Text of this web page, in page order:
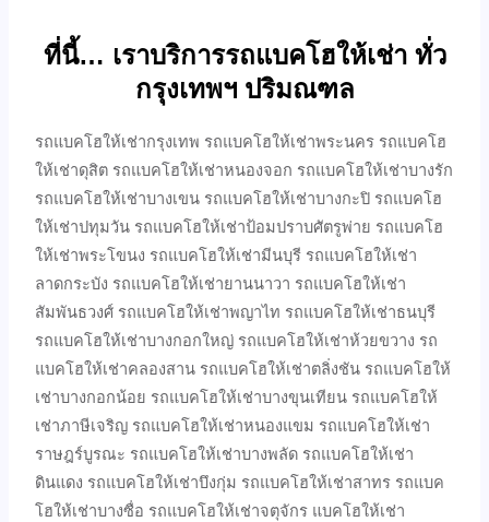
ที่นี้… เราบริการรถแบคโฮให้เช่า ทั่ว
กรุงเทพฯ ปริมณฑล
รถแบคโฮให้เช่ากรุงเทพ รถแบคโฮให้เช่าพระนคร รถแบคโฮ
ให้เช่าดุสิต รถแบคโฮให้เช่าหนองจอก รถแบคโฮให้เช่าบางรัก
รถแบคโฮให้เช่าบางเขน รถแบคโฮให้เช่าบางกะปิ รถแบคโฮ
ให้เช่าปทุมวัน รถแบคโฮให้เช่าป้อมปราบศัตรูพ่าย รถแบคโฮ
ให้เช่าพระโขนง รถแบคโฮให้เช่ามีนบุรี รถแบคโฮให้เช่า
ลาดกระบัง รถแบคโฮให้เช่ายานนาวา รถแบคโฮให้เช่า
สัมพันธวงศ์ รถแบคโฮให้เช่าพญาไท รถแบคโฮให้เช่าธนบุรี
รถแบคโฮให้เช่าบางกอกใหญ่ รถแบคโฮให้เช่าห้วยขวาง รถ
แบคโฮให้เช่าคลองสาน รถแบคโฮให้เช่าตลิ่งชัน รถแบคโฮให้
เช่าบางกอกน้อย รถแบคโฮให้เช่าบางขุนเทียน รถแบคโฮให้
เช่าภาษีเจริญ รถแบคโฮให้เช่าหนองแขม รถแบคโฮให้เช่า
ราษฎร์บูรณะ รถแบคโฮให้เช่าบางพลัด รถแบคโฮให้เช่า
ดินแดง รถแบคโฮให้เช่าบึงกุ่ม รถแบคโฮให้เช่าสาทร รถแบค
โฮให้เช่าบางซื่อ รถแบคโฮให้เช่าจตุจักร แบคโฮให้เช่า